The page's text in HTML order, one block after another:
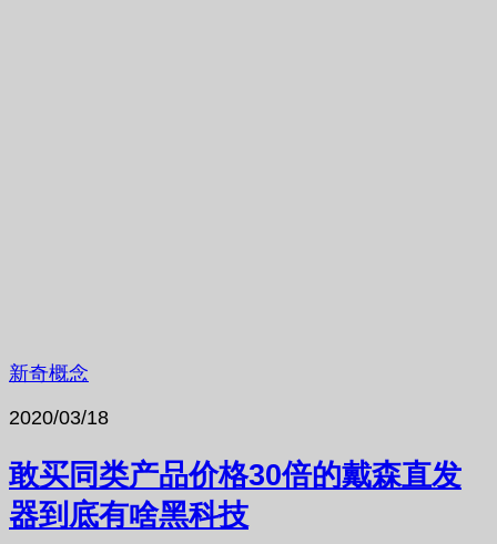
新奇概念
2020/03/18
敢买同类产品价格30倍的戴森直发
器到底有啥黑科技